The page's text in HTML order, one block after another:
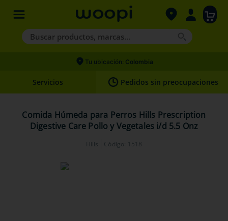
Buscar productos, marcas...
Términos más buscados
2.
hills
3.
nexgard
royal canin
Tu ubicación: Colombia
Servicios Pedidos sin preocupaciones
Comida Húmeda para Perros Hills Prescription
Digestive Care Pollo y Vegetales i/d 5.5 Onz
Hills Código: 1518